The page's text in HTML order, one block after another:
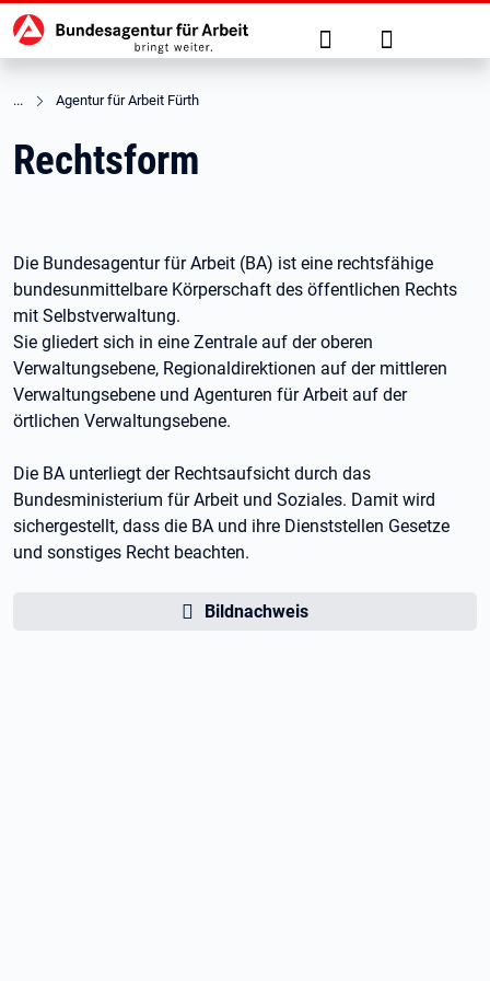
zu den Hauptinhalten springen
Hauptnavigation Suche Anmelden
Agentur für Arbeit Fürth
Rechtsform
Die Bundesagentur für Arbeit (BA) ist eine rechtsfähige
bundesunmittelbare Körperschaft des öffentlichen Rechts
mit Selbstverwaltung.
Sie gliedert sich in eine Zentrale auf der oberen
Verwaltungsebene, Regionaldirektionen auf der mittleren
Verwaltungsebene und Agenturen für Arbeit auf der
örtlichen Verwaltungsebene.
Die BA unterliegt der Rechtsaufsicht durch das
Bundesministerium für Arbeit und Soziales. Damit wird
sichergestellt, dass die BA und ihre Dienststellen Gesetze
und sonstiges Recht beachten.
Bildnachweis